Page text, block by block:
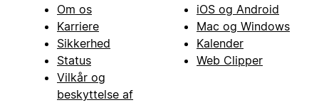
Om os
Karriere
Sikkerhed
Status
Vilkår og
beskyttelse af
iOS og Android
Mac og Windows
Kalender
Web Clipper